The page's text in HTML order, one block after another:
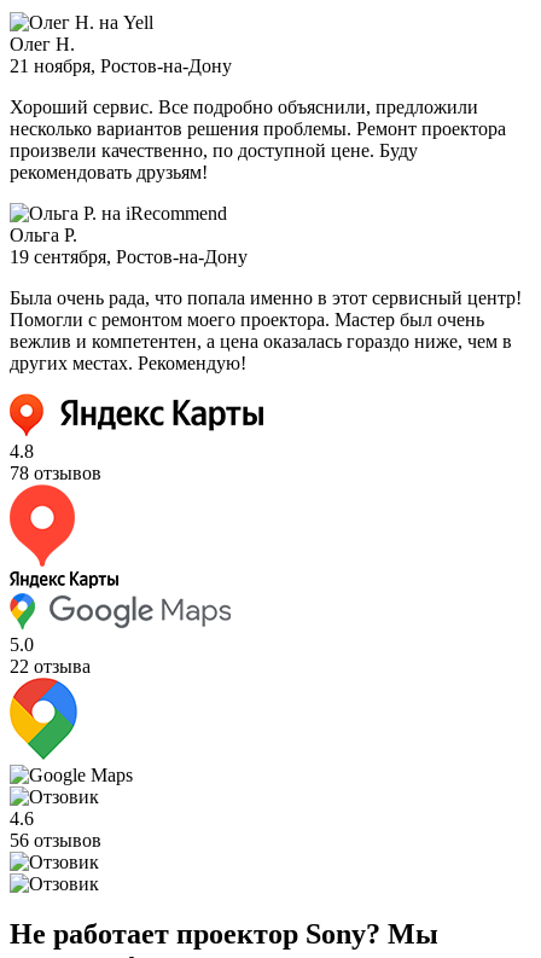
Олег Н.
21 ноября, Ростов-на-Дону
Хороший сервис. Все подробно объяснили, предложили
несколько вариантов решения проблемы. Ремонт проектора
произвели качественно, по доступной цене. Буду
рекомендовать друзьям!
Ольга Р.
19 сентября, Ростов-на-Дону
Была очень рада, что попала именно в этот сервисный центр!
Помогли с ремонтом моего проектора. Мастер был очень
вежлив и компетентен, а цена оказалась гораздо ниже, чем в
других местах. Рекомендую!
4.8
78 отзывов
5.0
22 отзыва
4.6
56 отзывов
Не работает проектор Sony? Мы